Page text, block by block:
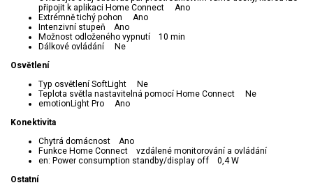
připojit k aplikaci Home Connect Ano
Extrémně tichý pohon Ano
Intenzivní stupeň Ano
Možnost odloženého vypnutí 10 min
Dálkové ovládání Ne
Osvětlení
Typ osvětlení SoftLight Ne
Teplota světla nastavitelná pomocí Home Connect Ne
emotionLight Pro Ano
Konektivita
Chytrá domácnost Ano
Funkce Home Connect vzdálené monitorování a ovládání
en: Power consumption standby/display off 0,4 W
Ostatní